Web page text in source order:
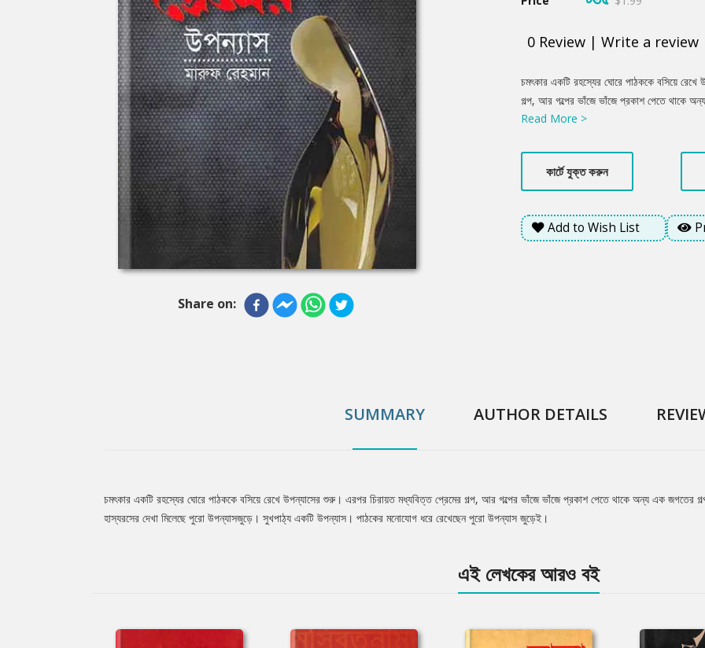
Share on:
0 Review | Write a review
Product
Summery
চমৎকার একটি রহস্যের ঘোরে পাঠককে বসিয়ে
গল্প, আর গল্পের ভাঁজে ভাঁজে প্রকাশ পেতে থাকে
দক্ষতার পরিচয় দিয়েছেন, বুদ্ধিদীপ্ত হাস্যরসের
Read More >
কার্টে যুক্ত করুন
Add to Wish List
SUMMARY AUTHOR DETAILS
Tab
চমৎকার একটি রহস্যের ঘোরে পাঠককে বসিয়ে রেখে উপন্যাসের শুরু। এরপর চিরায়ত মধ্যবিত্ত প্রেমের গল্প, আর গল্পের ভাঁজে ভাঁজে প্রকাশ পেতে থাকে অন্য এক জগতের
হাস্যরসের দেখা মিলেছে পুরো উপন্যাসজুড়ে। সুখপাঠ্য একটি উপন্যাস। পাঠকের মনোযোগ ধরে রেখেছেন পুরো উপন্যাস জুড়েই।
এই লেখকের আরও বই